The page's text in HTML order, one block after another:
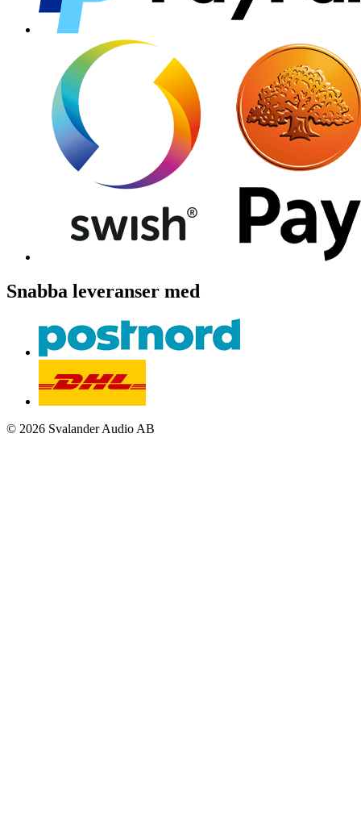
Snabba leveranser med
© 2026 Svalander Audio AB